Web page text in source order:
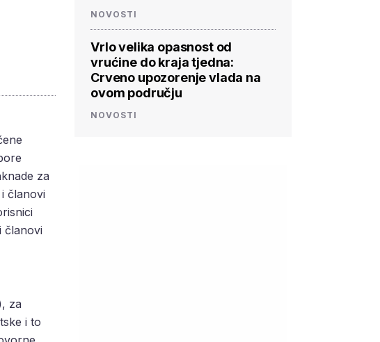
za
članovi
članovi
za
i to
NOVOSTI
Vrlo velika opasnost od
vrućine do kraja tjedna:
Crveno upozorenje vlada na
ovom području
NOVOSTI